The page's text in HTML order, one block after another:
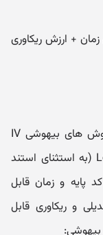
+ ارزش ریکاوری
در صورتی که متخصص بیهوشی از یکی از روش های بیهوشی IV
Sedation ,. Stand by و Local Anesthesia (به استثنای استند
پایه و زمان قابل
و ریکاوری قابل